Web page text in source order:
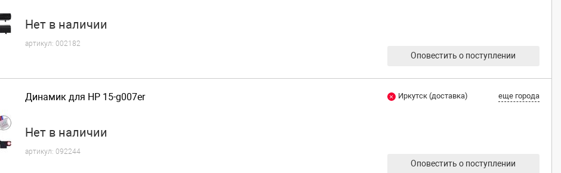
Нет в наличии
артикул: 002182
Оповестить о поступлении
Динамик для HP 15-g007er
Нет в наличии
артикул: 092244
Иркутск (доставка) еще города
Оповестить о поступлении